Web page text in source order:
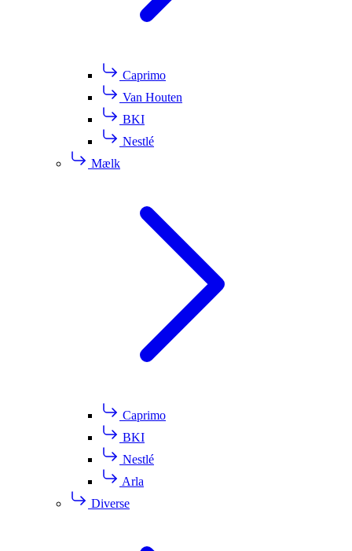
Caprimo
Van Houten
BKI
Nestlé
Mælk
Caprimo
BKI
Nestlé
Arla
Diverse